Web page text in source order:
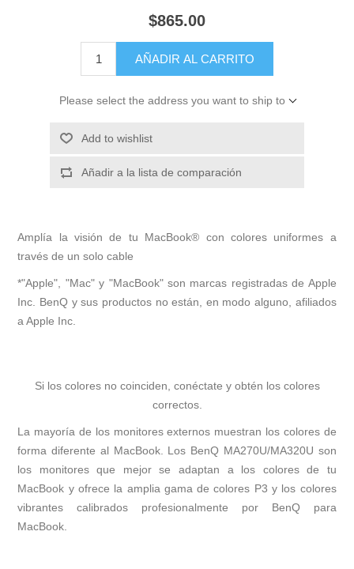
$865.00
AÑADIR AL CARRITO
Please select the address you want to ship to
Add to wishlist
Añadir a la lista de comparación
Amplía la visión de tu MacBook® con colores uniformes a
través de un solo cable
*"Apple", "Mac" y "MacBook" son marcas registradas de Apple
Inc. BenQ y sus productos no están, en modo alguno, afiliados
a Apple Inc.
Si los colores no coinciden, conéctate y obtén los colores
correctos.
La mayoría de los monitores externos muestran los colores de
forma diferente al MacBook. Los BenQ MA270U/MA320U son
los monitores que mejor se adaptan a los colores de tu
MacBook y ofrece la amplia gama de colores P3 y los colores
vibrantes calibrados profesionalmente por BenQ para
MacBook.